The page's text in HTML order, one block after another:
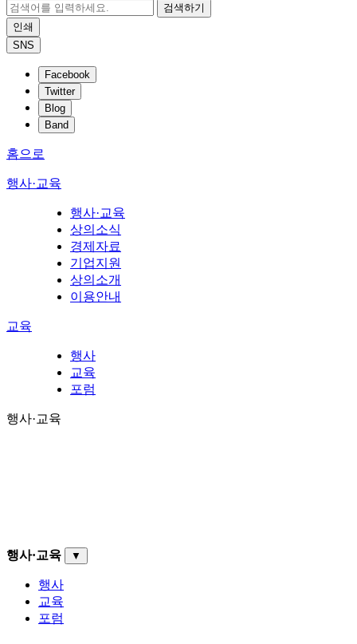
검색하기
인쇄
SNS
Facebook
Twitter
Blog
Band
홈으로
행사·교육
행사·교육
상의소식
경제자료
기업지원
상의소개
이용안내
교육
행사
교육
포럼
행사·교육
행사·교육 ▼
행사
교육
포럼